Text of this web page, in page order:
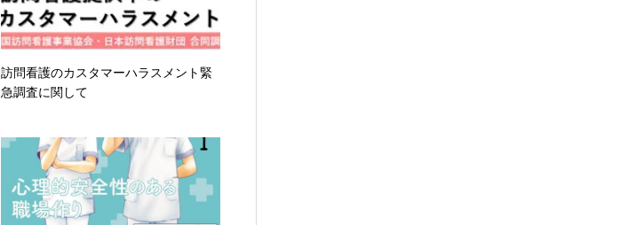
訪問看護のカスタマーハラスメント緊
急調査に関して